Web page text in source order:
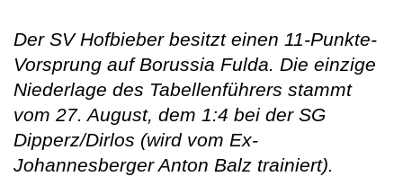
Der SV Hofbieber besitzt einen 11-Punkte-
Vorsprung auf Borussia Fulda. Die einzige
Niederlage des Tabellenführers stammt
vom 27. August, dem 1:4 bei der SG
Dipperz/Dirlos (wird vom Ex-
Johannesberger Anton Balz trainiert).